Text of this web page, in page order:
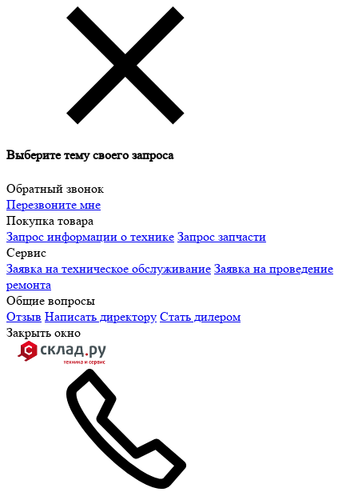
Выберите тему своего запроса
Обратный звонок
Перезвоните мне
Покупка товара
Запрос информации о технике Запрос запчасти
Сервис
Заявка на техническое обслуживание Заявка на проведение
ремонта
Общие вопросы
Отзыв Написать директору Стать дилером
Закрыть окно